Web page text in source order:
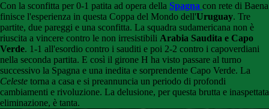
Con la sconfitta per 0-1 patita ad opera della Spagna con rete di Baena
finisce l'esperienza in questa Coppa del Mondo dell'Uruguay. Tre
partite, due pareggi e una sconfitta. La squadra sudamericana non è
riuscita a vincere contro le non irresistibili Arabia Saudita e Capo
Verde. 1-1 all'esordio contro i sauditi e poi 2-2 contro i capoverdiani
nella seconda partita. E così il girone H ha visto passare al turno
successivo la Spagna e una inedita e sorprendente Capo Verde. La
Celeste torna a casa e si preannuncia un periodo di profondi
cambiamenti e rivoluzione. La delusione, per questa brutta e inaspettata
eliminazione, è tanta.